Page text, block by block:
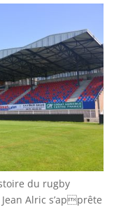
du rugby
Alric s’apprête